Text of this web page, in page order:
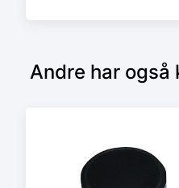
Andre har også